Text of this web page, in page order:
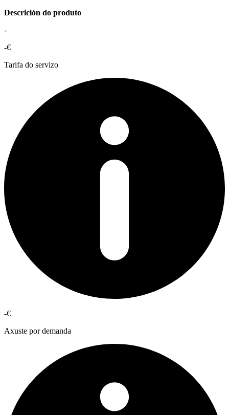
Descrición do produto
-
-€
Tarifa do servizo
-€
Axuste por demanda